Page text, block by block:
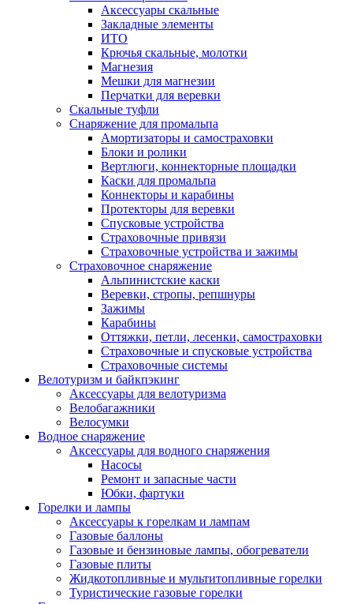
Аксессуары скальные
Закладные элементы
ИТО
Крючья скальные, молотки
Магнезия
Мешки для магнезии
Перчатки для веревки
Скальные туфли
Снаряжение для промальпа
Амортизаторы и самостраховки
Блоки и ролики
Вертлюги, коннекторные площадки
Каски для промальпа
Коннекторы и карабины
Протекторы для веревки
Спусковые устройства
Страховочные привязи
Страховочные устройства и зажимы
Страховочное снаряжение
Альпинистские каски
Веревки, стропы, репшнуры
Зажимы
Карабины
Оттяжки, петли, лесенки, самостраховки
Страховочные и спусковые устройства
Страховочные системы
Велотуризм и байкпэкинг
Аксессуары для велотуризма
Велобагажники
Велосумки
Водное снаряжение
Аксессуары для водного снаряжения
Насосы
Ремонт и запасные части
Юбки, фартуки
Горелки и лампы
Аксессуары к горелкам и лампам
Газовые баллоны
Газовые и бензиновые лампы, обогреватели
Газовые плиты
Жидкотопливные и мультитопливные горелки
Туристические газовые горелки